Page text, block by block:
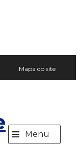
Mapa do site
≡ Menu